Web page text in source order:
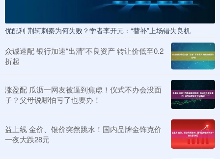
优配利 荆轲刺秦为何失败？学者李开元：“替补”上场错失良机
众诚速配 银行加速“出清”不良资产 转让价低至0.2
折起
涨盈配 瓜沥一网友被逼到焦虑！仪式不办会没面
子？父母说哪怕亏了也要办！
益上线 金价、银价突然跳水！国内品牌金饰克价
一夜大跌28元